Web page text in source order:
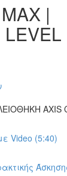
|
AXIS
Video (5:40)